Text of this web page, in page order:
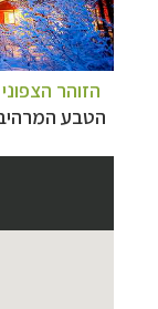
הזוהר הצפוני
הטבע